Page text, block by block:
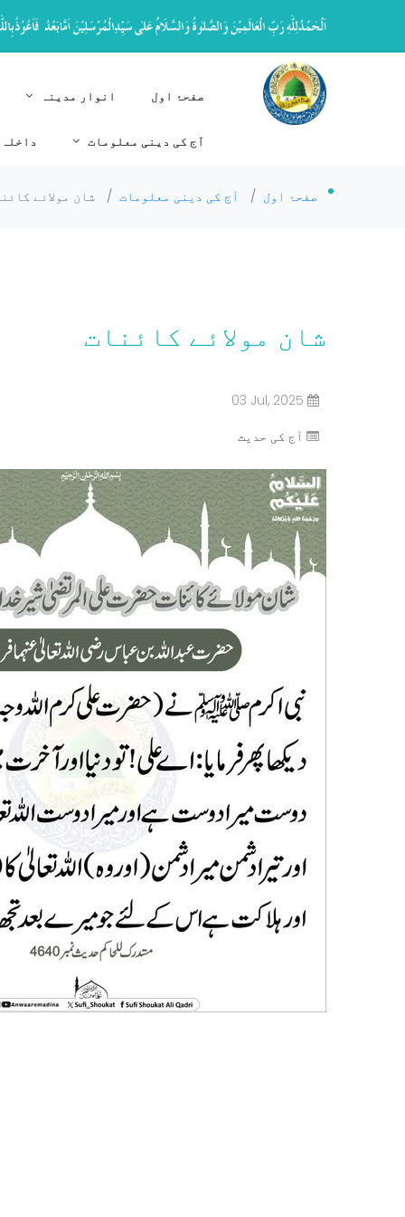
صفحۂ اول انوار مدینہ
آج کی دینی معلومات
صفحۂ اول / آج کی دینی معلومات / شان مولائے
شان مولائے کائنات
03 Jul, 2025
آج کی حدیث